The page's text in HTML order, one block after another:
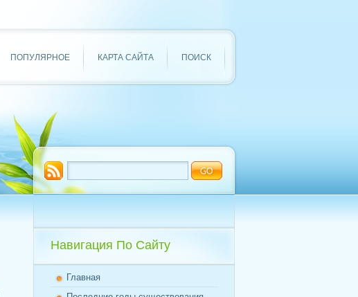
ПОПУЛЯРНОЕ КАРТА САЙТА ПОИСК
Навигация По Сайту
Главная